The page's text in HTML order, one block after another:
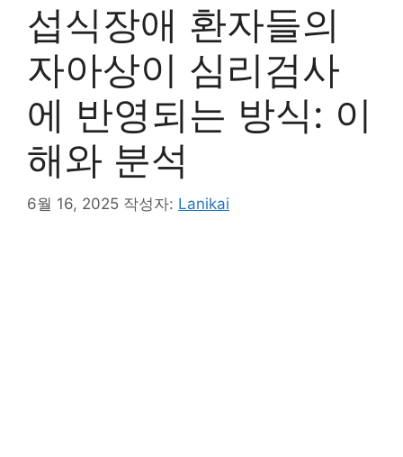
섭식장애 환자들의
자아상이 심리검사
에 반영되는 방식: 이
해와 분석
6월 16, 2025 작성자: Lanikai